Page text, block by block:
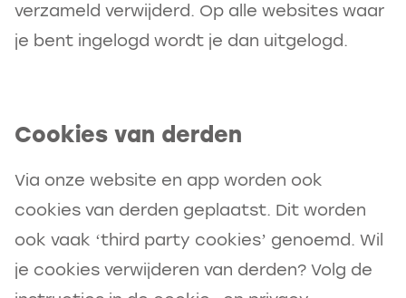
verzameld verwijderd. Op alle websites waar
je bent ingelogd wordt je dan uitgelogd.
Cookies van derden
Via onze website en app worden ook
cookies van derden geplaatst. Dit worden
ook vaak ‘third party cookies’ genoemd. Wil
je cookies verwijderen van derden? Volg de